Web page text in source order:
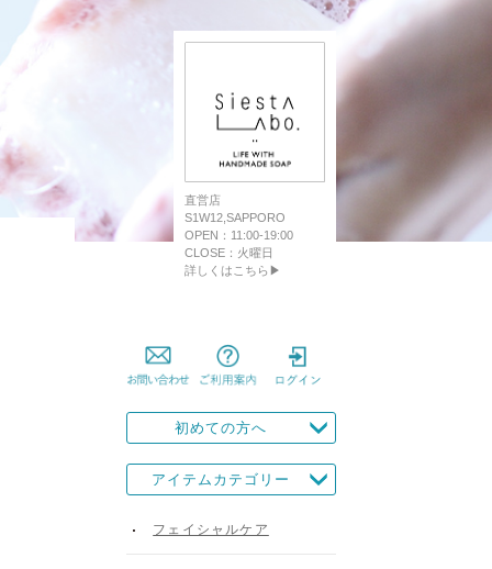
直営店
S1W12,SAPPORO
OPEN：11:00-19:00
CLOSE：火曜日
詳しくはこちら▶
初めての方へ
アイテムカテゴリー
フェイシャルケア